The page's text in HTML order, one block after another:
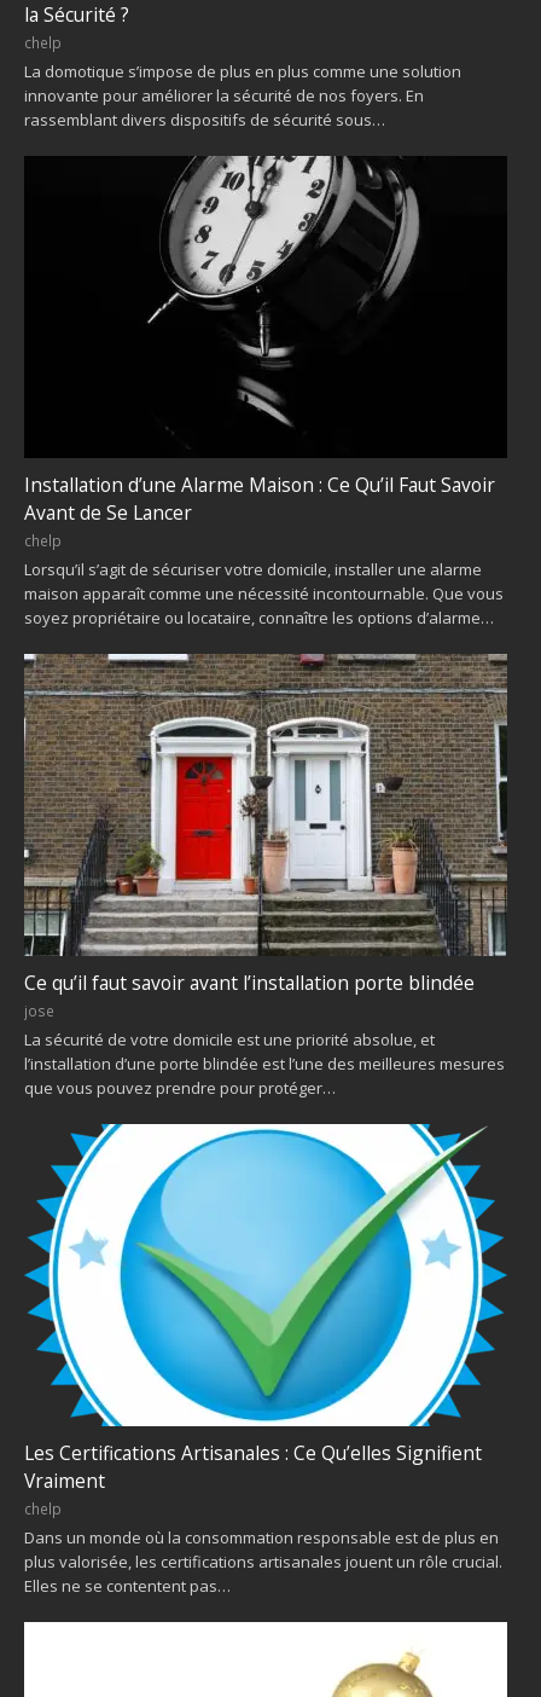
la Sécurité ?
chelp
La domotique s’impose de plus en plus comme une solution
innovante pour améliorer la sécurité de nos foyers. En
rassemblant divers dispositifs de sécurité sous…
Installation d’une Alarme Maison : Ce Qu’il Faut Savoir
Avant de Se Lancer
chelp
Lorsqu’il s’agit de sécuriser votre domicile, installer une alarme
maison apparaît comme une nécessité incontournable. Que vous
soyez propriétaire ou locataire, connaître les options d’alarme…
Ce qu’il faut savoir avant l’installation porte blindée
jose
La sécurité de votre domicile est une priorité absolue, et
l’installation d’une porte blindée est l’une des meilleures mesures
que vous pouvez prendre pour protéger…
Les Certifications Artisanales : Ce Qu’elles Signifient
Vraiment
chelp
Dans un monde où la consommation responsable est de plus en
plus valorisée, les certifications artisanales jouent un rôle crucial.
Elles ne se contentent pas…